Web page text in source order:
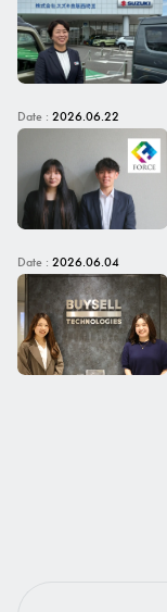
Date : 2026.06.22
Date : 2026.06.04